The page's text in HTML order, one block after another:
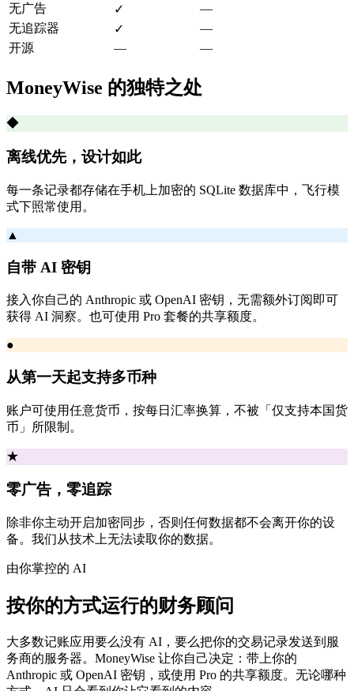
无广告
✓
—
无追踪器
✓
—
开源
— —
MoneyWise 的独特之处
◆
离线优先，设计如此
每一条记录都存储在手机上加密的 SQLite 数据库中，飞行模
式下照常使用。
▲
自带 AI 密钥
接入你自己的 Anthropic 或 OpenAI 密钥，无需额外订阅即可
获得 AI 洞察。也可使用 Pro 套餐的共享额度。
●
从第一天起支持多币种
账户可使用任意货币，按每日汇率换算，不被「仅支持本国货
币」所限制。
★
零广告，零追踪
除非你主动开启加密同步，否则任何数据都不会离开你的设
备。我们从技术上无法读取你的数据。
由你掌控的 AI
按你的方式运行的财务顾问
大多数记账应用要么没有 AI，要么把你的交易记录发送到服
务商的服务器。MoneyWise 让你自己决定：带上你的
Anthropic 或 OpenAI 密钥，或使用 Pro 的共享额度。无论哪种